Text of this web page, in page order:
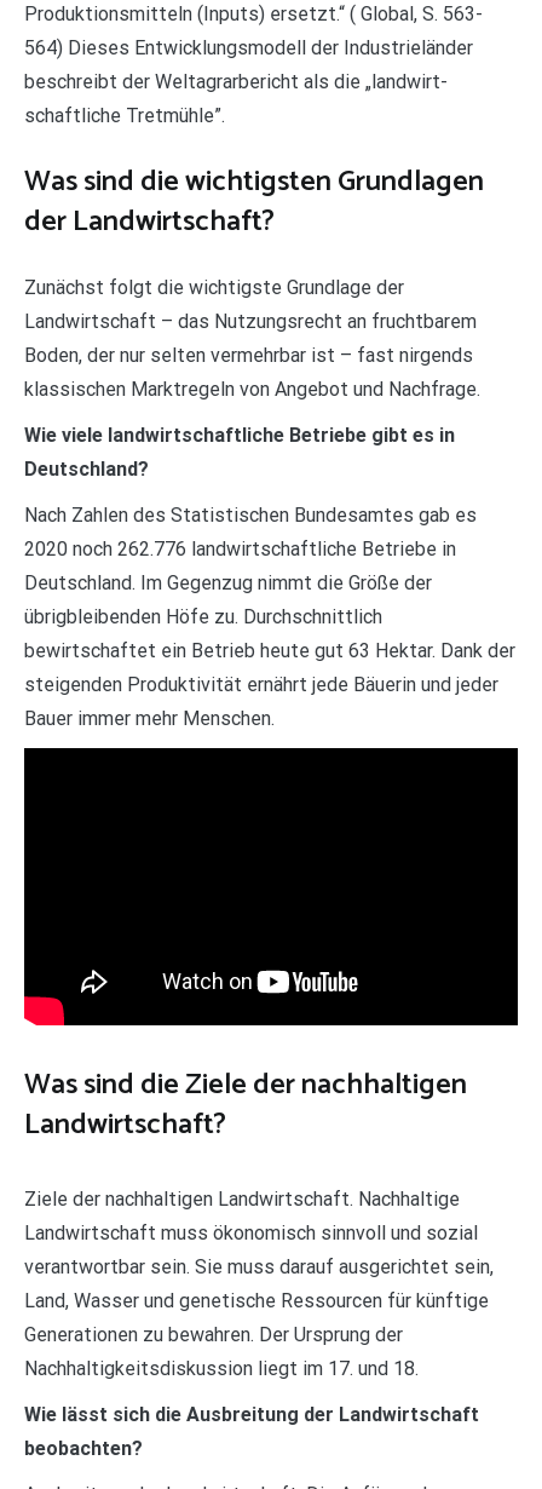
Produktionsmitteln (Inputs) ersetzt.“ ( Global, S. 563-
564) Dieses Entwicklungsmodell der Industrieländer
beschreibt der Weltagrarbericht als die „landwirt-
schaftliche Tretmühle”.
Was sind die wichtigsten Grundlagen
der Landwirtschaft?
Zunächst folgt die wichtigste Grundlage der
Landwirtschaft – das Nutzungsrecht an fruchtbarem
Boden, der nur selten vermehrbar ist – fast nirgends
klassischen Marktregeln von Angebot und Nachfrage.
Wie viele landwirtschaftliche Betriebe gibt es in
Deutschland?
Nach Zahlen des Statistischen Bundesamtes gab es
2020 noch 262.776 landwirtschaftliche Betriebe in
Deutschland. Im Gegenzug nimmt die Größe der
übrigbleibenden Höfe zu. Durchschnittlich
bewirtschaftet ein Betrieb heute gut 63 Hektar. Dank der
steigenden Produktivität ernährt jede Bäuerin und jeder
Bauer immer mehr Menschen.
Was sind die Ziele der nachhaltigen
Landwirtschaft?
Ziele der nachhaltigen Landwirtschaft. Nachhaltige
Landwirtschaft muss ökonomisch sinnvoll und sozial
verantwortbar sein. Sie muss darauf ausgerichtet sein,
Land, Wasser und genetische Ressourcen für künftige
Generationen zu bewahren. Der Ursprung der
Nachhaltigkeitsdiskussion liegt im 17. und 18.
Wie lässt sich die Ausbreitung der Landwirtschaft
beobachten?